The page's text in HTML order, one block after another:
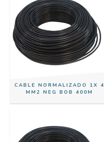
CABLE NORMALIZADO 1X 4
MM2 NEG BOB 400M